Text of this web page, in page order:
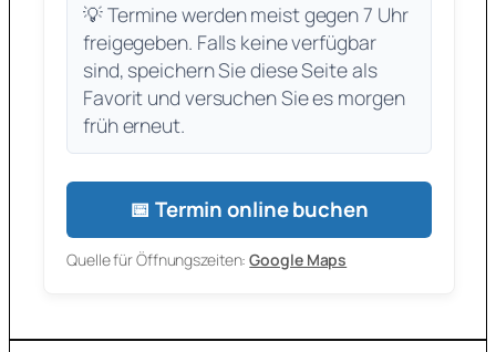
💡 Termine werden meist gegen 7 Uhr
freigegeben. Falls keine verfügbar
sind, speichern Sie diese Seite als
Favorit und versuchen Sie es morgen
früh erneut.
📅 Termin online buchen
Quelle für Öffnungszeiten:Google Maps